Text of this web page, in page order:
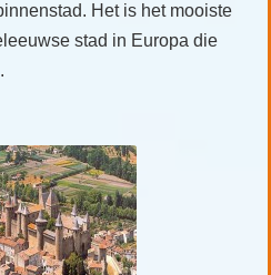
Het is het mooiste
stad in Europa die